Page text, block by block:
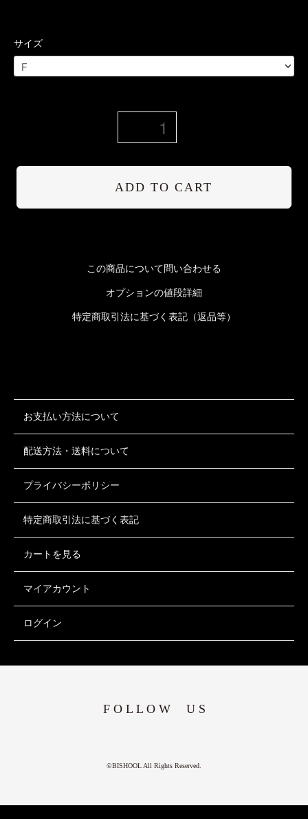
サイズ
ADD TO CART
この商品について問い合わせる
オプションの値段詳細
特定商取引法に基づく表記（返品等）
お支払い方法について
配送方法・送料について
プライバシーポリシー
特定商取引法に基づく表記
カートを見る
マイアカウント
ログイン
F O L L O W U S
©BISHOOL All Rights Reserved.